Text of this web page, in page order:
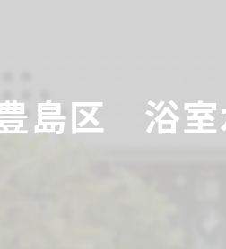
島区 浴